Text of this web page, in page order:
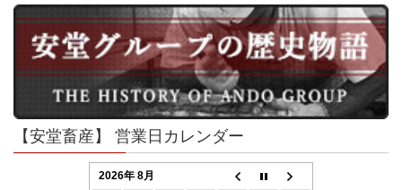
【安堂畜産】 営業日カレンダー
2026年 8月